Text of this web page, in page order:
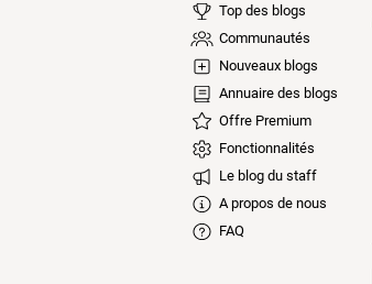
Top des blogs
Communautés
Nouveaux blogs
Annuaire des blogs
Offre Premium
Fonctionnalités
Le blog du staff
A propos de nous
FAQ